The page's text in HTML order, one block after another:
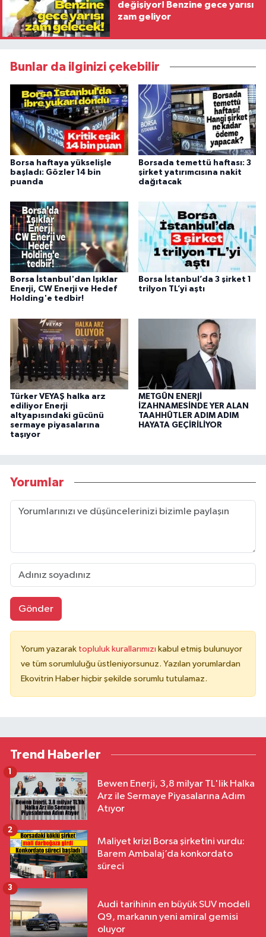
değişiyor! Benzine gece yarısı
zam geliyor
Bunlar da ilginizi çekebilir
Borsa haftaya yükselişle
başladı: Gözler 14 bin
puanda
Borsada temettü haftası: 3
şirket yatırımcısına nakit
dağıtacak
Borsa İstanbul'dan Işıklar
Enerji, CW Enerji ve Hedef
Holding'e tedbir!
Borsa İstanbul’da 3 şirket 1
trilyon TL’yi aştı
Türker VEYAŞ halka arz
ediliyor Enerji
altyapısındaki gücünü
sermaye piyasalarına
taşıyor
METGÜN ENERJİ
İZAHNAMESİNDE YER ALAN
TAAHHÜTLER ADIM ADIM
HAYATA GEÇİRİLİYOR
Yorumlar
Gönder
Yorum yazarak topluluk kurallarımızı kabul etmiş bulunuyor
ve tüm sorumluluğu üstleniyorsunuz. Yazılan yorumlardan
Ekovitrin Haber hiçbir şekilde sorumlu tutulamaz.
Trend Haberler
Bewen Enerji, 3,8 milyar TL'lik Halka
Arz ile Sermaye Piyasalarına Adım
Atıyor
1
Maliyet krizi Borsa şirketini vurdu:
Barem Ambalaj’da konkordato
süreci
2
Audi tarihinin en büyük SUV modeli
Q9, markanın yeni amiral gemisi
oluyor
3